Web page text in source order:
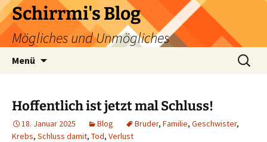
Zum
Inhalt
springen
Schirrmi's Blog
Mögliches und Unmögliches
Menü
Suchen
nach:
Hoffentlich ist jetzt mal Schluss!
18. Januar 2025 Blog Bruder, Familie, Geschwister,
Krebs, Schluss damit, Tod, Verlust